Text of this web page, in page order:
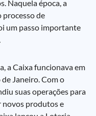
Naquela época, a
processo de
um passo importante
a Caixa funcionava em
Janeiro. Com o
suas operações para
novos produtos e